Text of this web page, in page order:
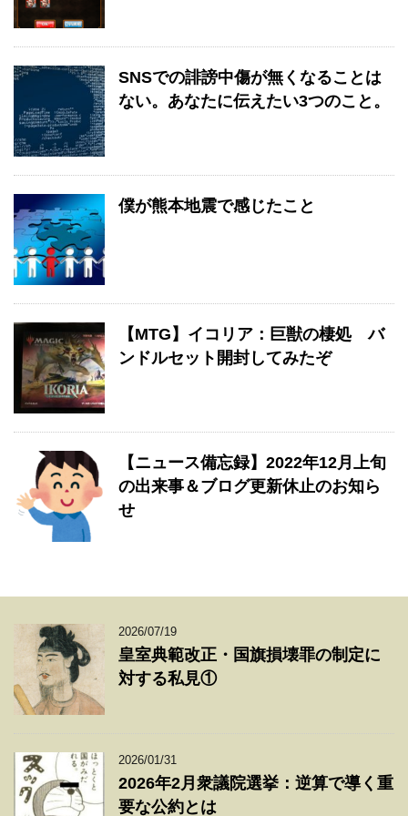
SNSでの誹謗中傷が無くなることは
ない。あなたに伝えたい3つのこと。
僕が熊本地震で感じたこと
【MTG】イコリア：巨獣の棲処 バ
ンドルセット開封してみたぞ
【ニュース備忘録】2022年12月上旬
の出来事＆ブログ更新休止のお知ら
せ
2026/07/19
皇室典範改正・国旗損壊罪の制定に
対する私見①
2026/01/31
2026年2月衆議院選挙：逆算で導く重
要な公約とは